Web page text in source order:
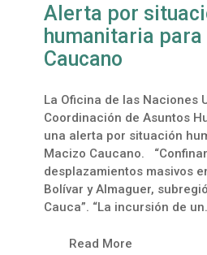
Alerta por
humanitaria
Caucano
La Oficina de las Naciones
Coordinación de Asuntos
una alerta por situación
Macizo Caucano.
desplazamientos masivos
Bolívar y Almaguer,
Cauca”. “La incursión de
Read More